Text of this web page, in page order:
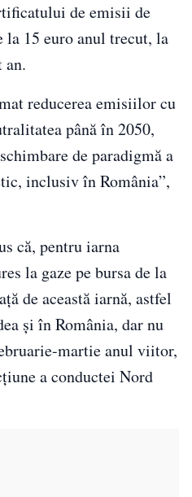
de emisii de
la 15 euro anul trecut, la
an.
reducerea emisiilor cu
până în 2050,
de paradigmă a
inclusiv în România”,
că, pentru iarna
la gaze pe bursa de la
de această iarnă, astfel
şi în România, dar nu
martie anul viitor,
a conductei Nord